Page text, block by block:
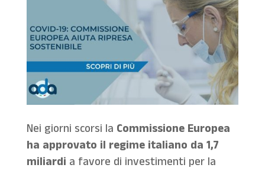
Nei giorni scorsi la Commissione Europea
ha approvato il regime italiano da 1,7
miliardi a favore di investimenti per la